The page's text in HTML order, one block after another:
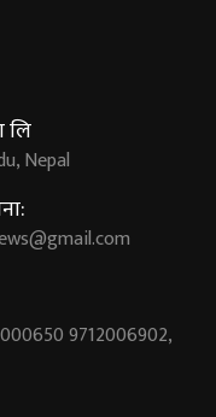
लि
Nepal
9712006902,